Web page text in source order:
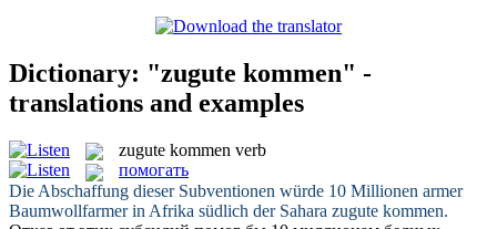
Dictionary: "zugute kommen" -
translations and examples
zugute kommen verb
помогать
Die Abschaffung dieser Subventionen würde 10 Millionen armer
Baumwollfarmer in Afrika südlich der Sahara zugute kommen.